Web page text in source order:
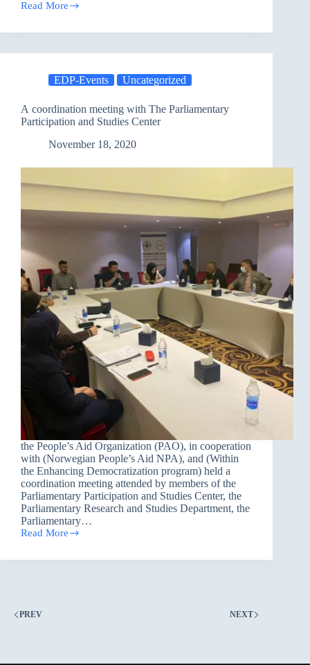
Read More
A
Workshop
EDP-Events Uncategorized
A coordination meeting with The Parliamentary
Participation and Studies Center
November 18, 2020
the People’s Aid Organization (PAO), in cooperation
with (Norwegian People’s Aid NPA), and (Within
the Enhancing Democratization program) held a
coordination meeting attended by members of the
Parliamentary Participation and Studies Center, the
Parliamentary Research and Studies Department, the
Parliamentary…
Read More
A
meeting
and
PREV NEXT